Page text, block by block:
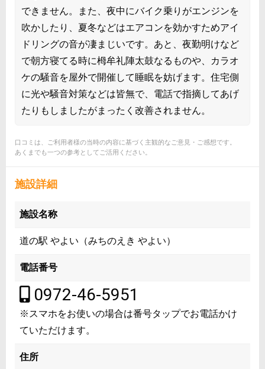
できません。また、夜中にバイク乗りがエンジンを
吹かしたり、夏冬などはエアコンを効かすためアイ
ドリングの音が凄まじいです。あと、夜勤明けなど
で朝方寝てる時に栂牟礼陣太鼓なるものや、カラオ
ケの騒音を屋外で開催して睡眠を妨げます。住宅側
に光や騒音対策などは皆無で、電話で指摘してあげ
たりもしましたがまったく改善されません。
口コミは、ご利用者様の当時の内容に基づく主観的なご意見・ご感想です。
あくまでも一つの参考としてご活用ください。
施設詳細
施設名称
道の駅 やよい（みちのえき やよい）
電話番号
0972-46-5951
※スマホをお使いの場合は番号タップでお電話かけ
ていただけます。
住所